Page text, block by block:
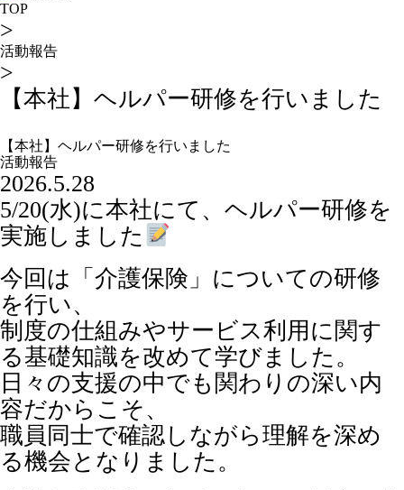
TOP
>
活動報告
>
【本社】ヘルパー研修を行いました
【本社】ヘルパー研修を行いました
活動報告
2026.5.28
5/20(水)に本社にて、ヘルパー研修を
実施しました
今回は「介護保険」についての研修
を行い、
制度の仕組みやサービス利用に関す
る基礎知識を改めて学びました。
日々の支援の中でも関わりの深い内
容だからこそ、
職員同士で確認しながら理解を深め
る機会となりました。